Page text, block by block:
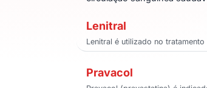
Lenitral
Lenitral é utilizado no
Pravacol